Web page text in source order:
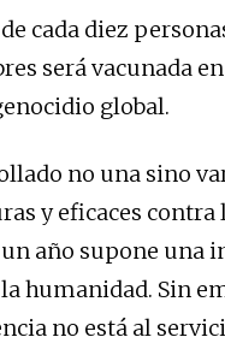
cada diez
será vacunada en
global.
no una sino
y eficaces contra
año supone una
humanidad. Sin
no está al